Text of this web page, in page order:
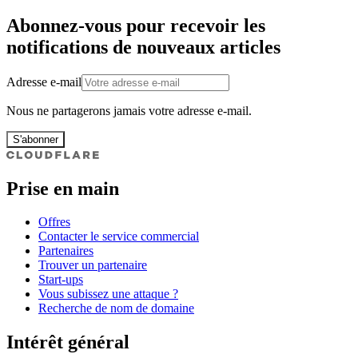
Abonnez-vous pour recevoir les
notifications de nouveaux articles
Adresse e-mail
Nous ne partagerons jamais votre adresse e-mail.
S'abonner
Prise en main
Offres
Contacter le service commercial
Partenaires
Trouver un partenaire
Start-ups
Vous subissez une attaque ?
Recherche de nom de domaine
Intérêt général